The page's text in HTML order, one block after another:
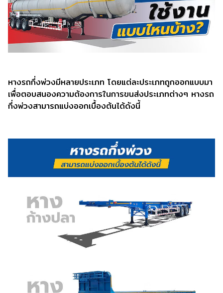
หางรถกึ่งพ่วงมีหลายประเภท โดยแต่ละประเภทถูกออกแบบมา
เพื่อตอบสนองความต้องการในการขนส่งประเภทต่างๆ หางรถ
กึ่งพ่วงสามารถแบ่งออกเบื้องต้นได้ดังนี้